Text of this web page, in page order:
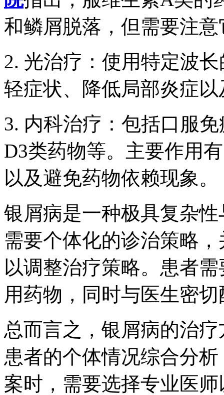
和鳞屑脱落，但需要注
2. 光治疗：使用特定波
轻症状、降低局部炎症
3. 内科治疗：包括口服
D3类药物等。主要作用
以及避免药物依赖现象。
银屑病是一种极具复杂
需要个体化的诊治策略
以调整治疗策略。患者
用药物，同时与医生密
总而言之，银屑病的治
患者的个体情况综合分
案时，需要选择专业医